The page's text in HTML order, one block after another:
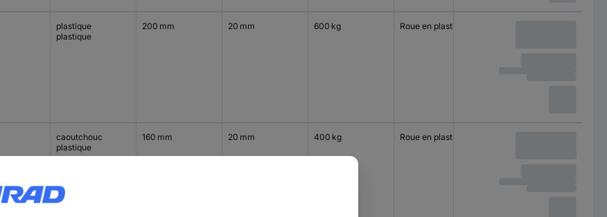
plastique
plastique
200 mm 20 mm 600 kg Roue en plastique
caoutchouc
plastique
160 mm 20 mm 400 kg Roue en plastique